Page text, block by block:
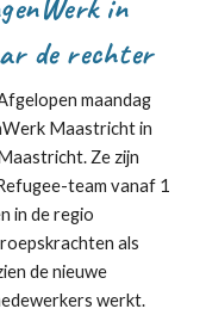
de rechter
maandag
Maastricht in
Ze zijn
team vanaf 1
in de regio
als
de nieuwe
werkt.